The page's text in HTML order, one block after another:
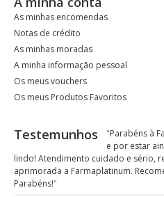
As minhas encomendas
Notas de crédito
As minhas moradas
A minha informação pessoal
Os meus vouchers
Os meus Produtos Favoritos
Testemunhos "Parabéns à
e por estar
lindo! Atendimento cuidado e sério,
aprimorada a Farmaplatinum.
Parabéns!"